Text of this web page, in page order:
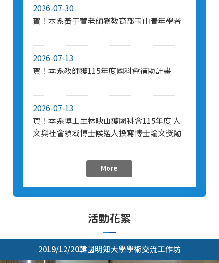
2026-07-30
賀！本系黃于萱老師獲教育部玉山青年學者
2026-07-13
賀！本系教師獲115年度國科會補助計畫
2026-07-13
賀！本系博士生林映山獲國科會115年度 ⼈
⽂與社會領域博⼠候選⼈撰寫博⼠論⽂獎勵
More
活動花絮
2019/12/20韓國明知大學學術交流工作坊